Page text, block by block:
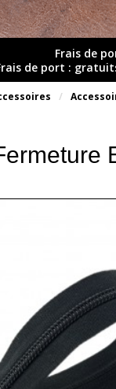
Frais de
de port :